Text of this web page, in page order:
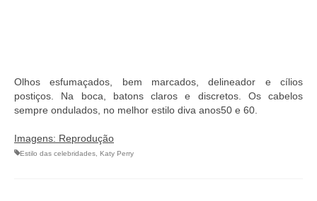
Olhos esfumaçados, bem marcados, delineador e cílios
postiços. Na boca, batons claros e discretos. Os cabelos
sempre ondulados, no melhor estilo diva anos50 e 60.
Imagens: Reprodução
Estilo das celebridades Katy Perry